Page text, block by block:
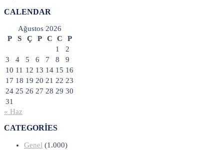
CALENDAR
Ağustos 2026
P
S Ç P C C
P
1
2
3
4 5 6 7 8
9
10 11 12 13 14 15 16
17 18 19 20 21 22 23
24 25 26 27 28 29 30
31
« Haz
CATEGORIES
Genel (1.000)